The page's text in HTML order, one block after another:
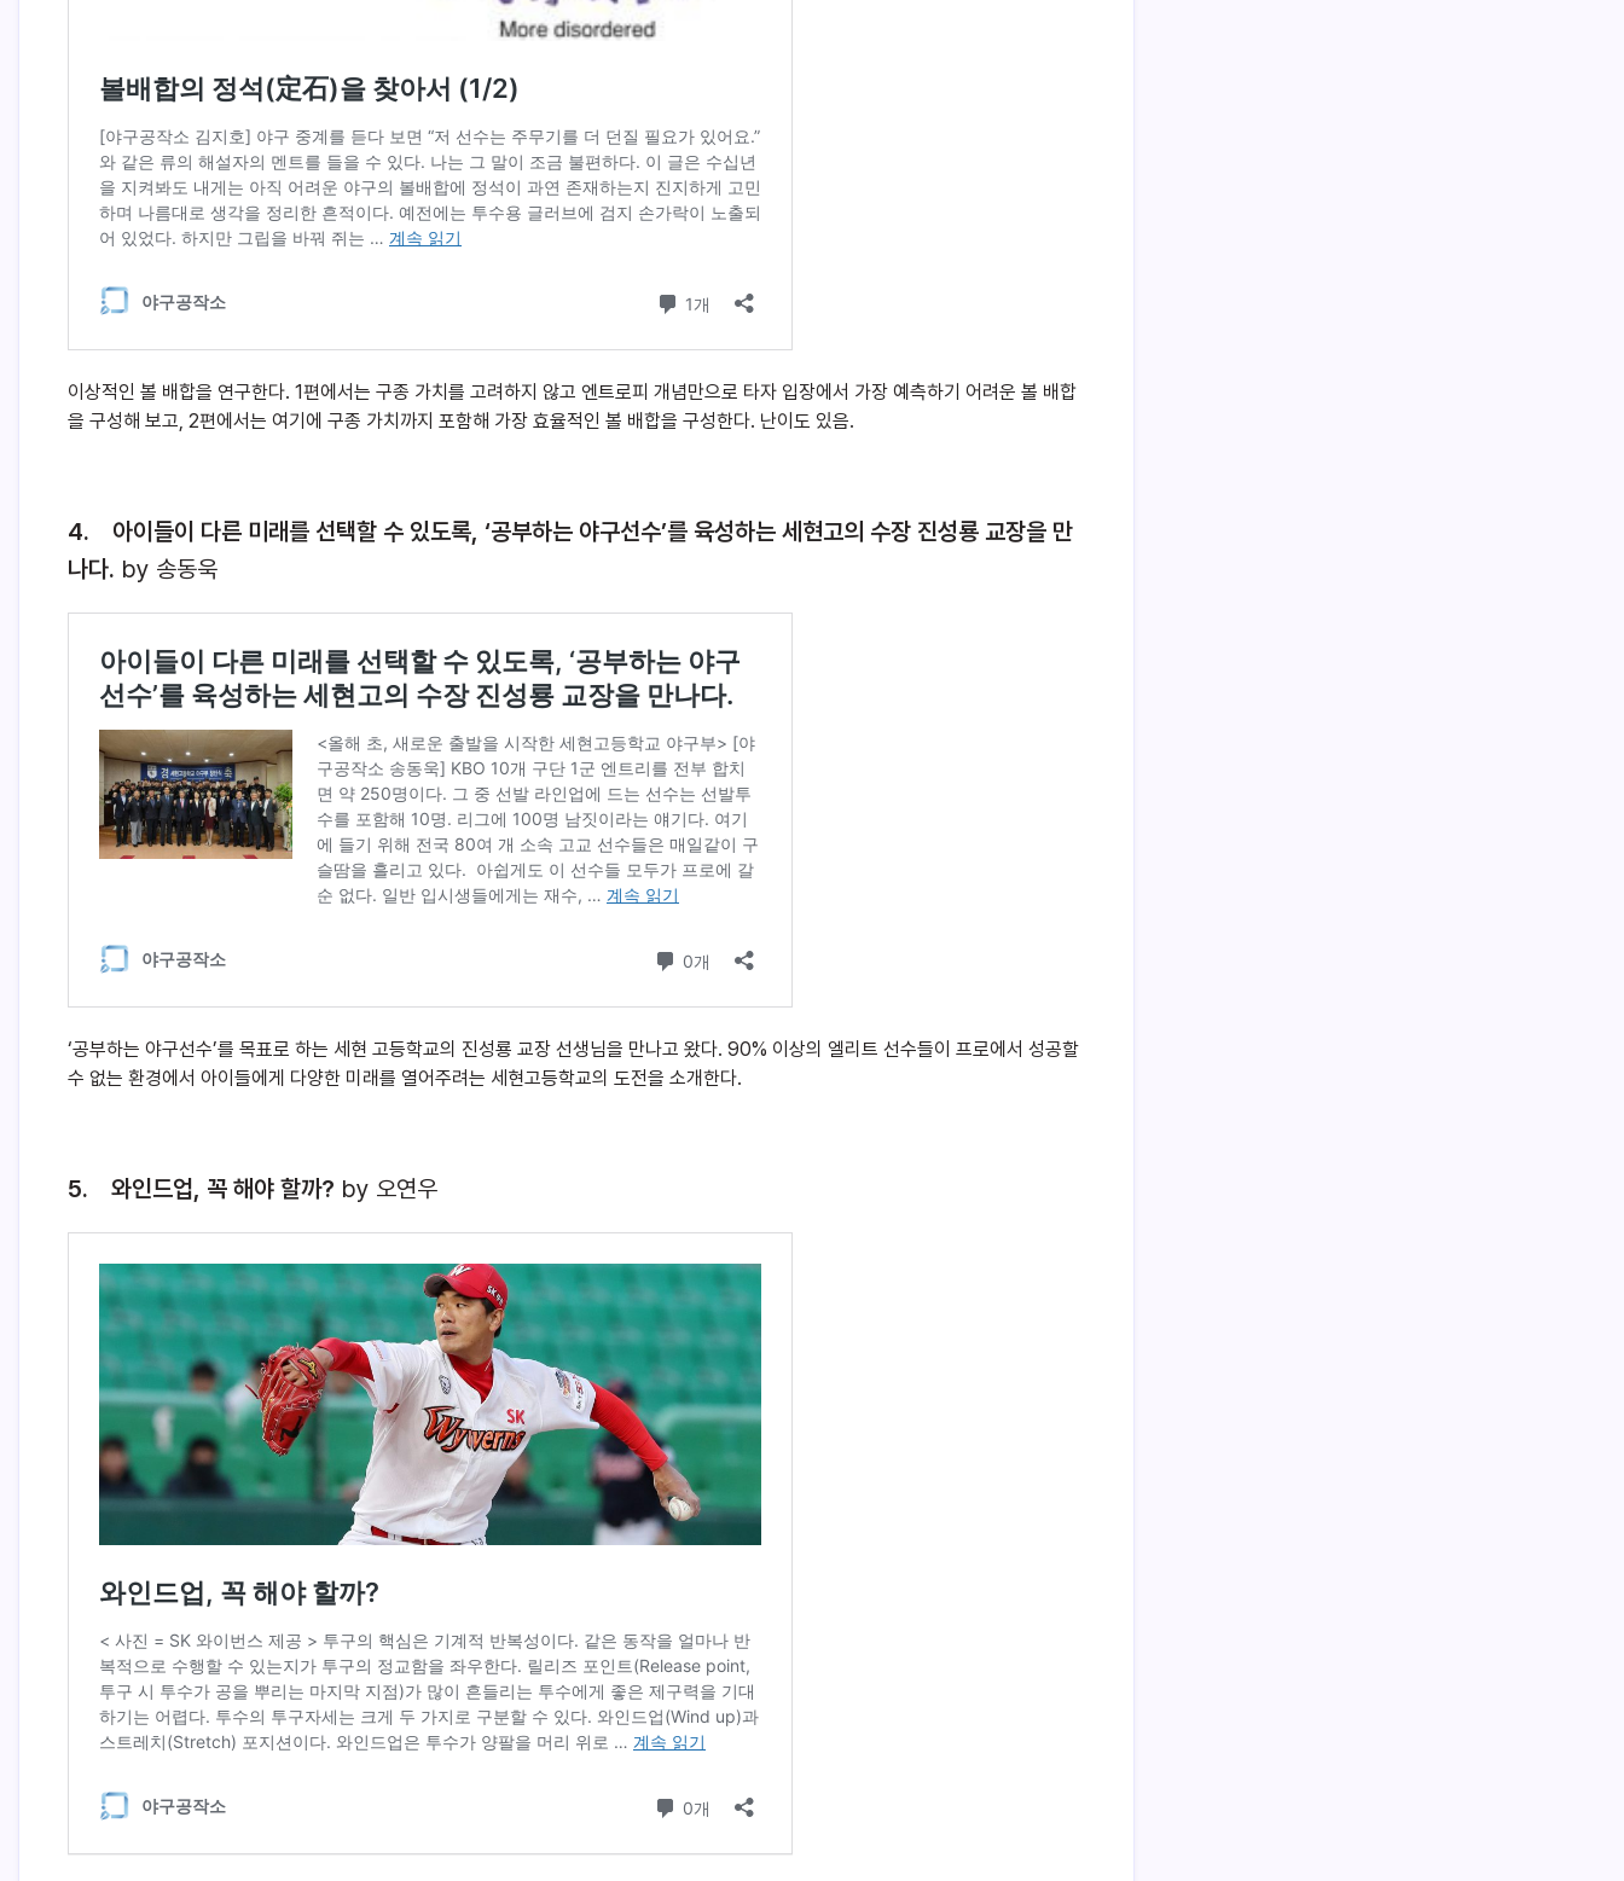
이상적인 볼 배합을 연구한다. 1편에서는 구종 가치를 고려하지 않고 엔트로피 개념만으로 타자 입장에서 가장 예측하기 어려운 볼 배합
을 구성해 보고, 2편에서는 여기에 구종 가치까지 포함해 가장 효율적인 볼 배합을 구성한다. 난이도 있음.
4. 아이들이 다른 미래를 선택할 수 있도록, ‘공부하는 야구선수’를 육성하는 세현고의 수장 진성룡 교장을 만
나다. by 송동욱
‘공부하는 야구선수’를 목표로 하는 세현 고등학교의 진성룡 교장 선생님을 만나고 왔다. 90% 이상의 엘리트 선수들이 프로에서 성공할
수 없는 환경에서 아이들에게 다양한 미래를 열어주려는 세현고등학교의 도전을 소개한다.
5. 와인드업, 꼭 해야 할까? by 오연우